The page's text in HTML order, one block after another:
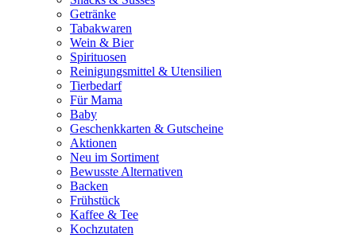
Getränke
Tabakwaren
Wein & Bier
Spirituosen
Reinigungsmittel & Utensilien
Tierbedarf
Für Mama
Baby
Geschenkkarten & Gutscheine
Aktionen
Neu im Sortiment
Bewusste Alternativen
Backen
Frühstück
Kaffee & Tee
Kochzutaten